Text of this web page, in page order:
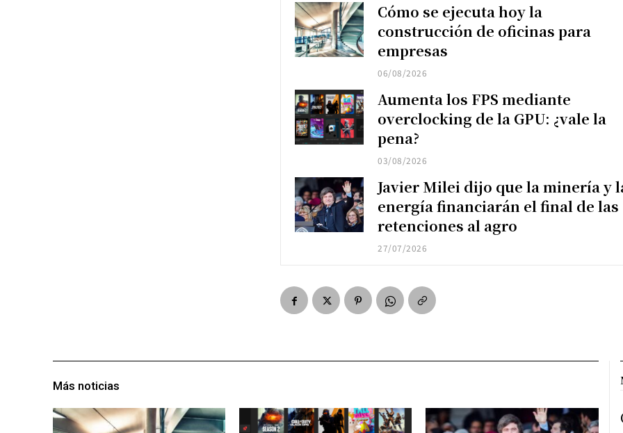
Cómo se ejecuta hoy la
construcción de oficinas para
empresas
06/08/2026
Aumenta los FPS mediante
overclocking de la GPU: ¿vale la
pena?
03/08/2026
Javier Milei dijo que la minería y
energía financiarán el final de las
retenciones al agro
27/07/2026
Más noticias